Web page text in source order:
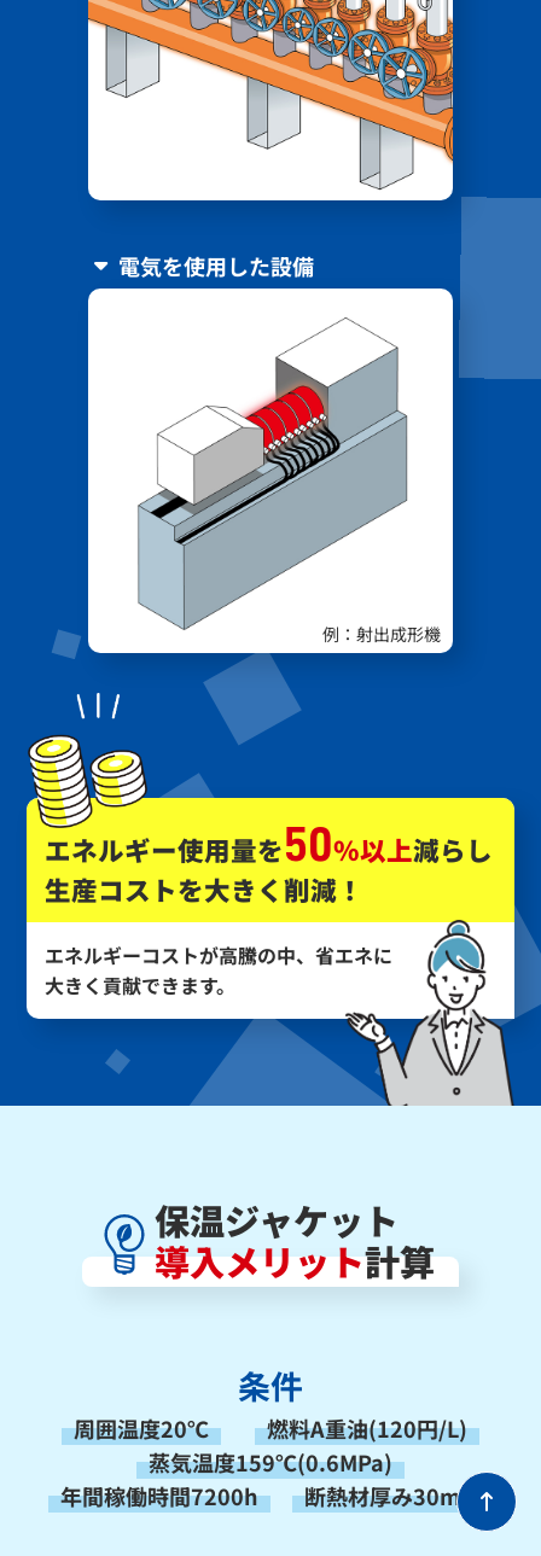
電気を使用した設備
エネルギー使用量を50％以上減らし
生産コストを大きく削減！
エネルギーコストが高騰の中、省エネに
大きく貢献できます。
保温ジャケット
導入メリット計算
条件
周囲温度20℃
燃料A重油(120円/L)
蒸気温度159℃(0.6MPa)
年間稼働時間7200h
断熱材厚み30mm